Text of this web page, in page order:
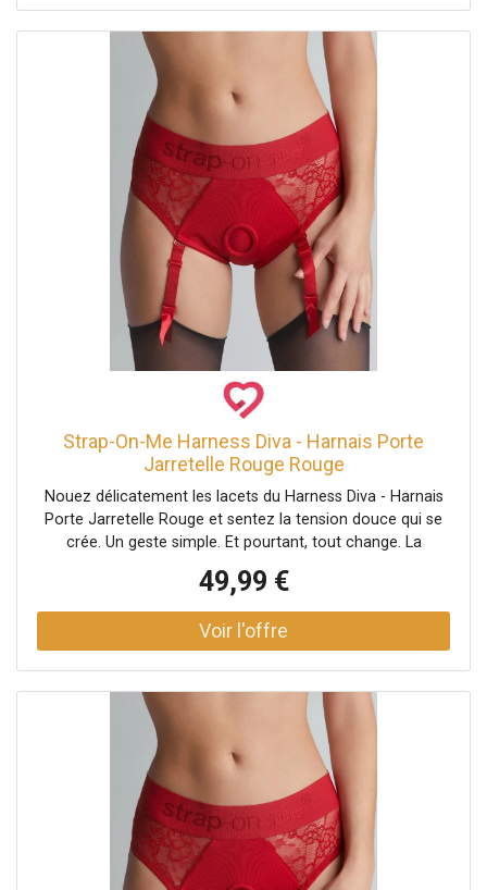
Strap-On-Me Harness Diva - Harnais Porte
Jarretelle Rouge Rouge
Nouez délicatement les lacets du Harness Diva - Harnais
Porte Jarretelle Rouge et sentez la tension douce qui se
crée. Un geste simple. Et pourtant, tout change. La
frôle la dentelle. Ce harnais signé Strap-On-Me attire le
regard autant
49,99 €